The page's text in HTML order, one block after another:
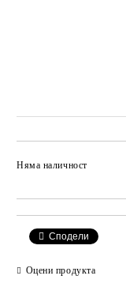
Няма наличност
Сподели
Оцени продукта